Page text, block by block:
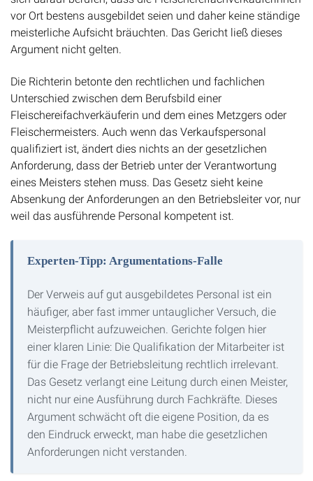
vor Ort bestens ausgebildet seien und daher keine ständige
meisterliche Aufsicht bräuchten. Das Gericht ließ dieses
Argument nicht gelten.
Die Richterin betonte den rechtlichen und fachlichen
Unterschied zwischen dem Berufsbild einer
Fleischereifachverkäuferin und dem eines Metzgers oder
Fleischermeisters. Auch wenn das Verkaufspersonal
qualifiziert ist, ändert dies nichts an der gesetzlichen
Anforderung, dass der Betrieb unter der Verantwortung
eines Meisters stehen muss. Das Gesetz sieht keine
Absenkung der Anforderungen an den Betriebsleiter vor, nur
weil das ausführende Personal kompetent ist.
Experten-Tipp: Argumentations-Falle
Der Verweis auf gut ausgebildetes Personal ist ein
häufiger, aber fast immer untauglicher Versuch, die
Meisterpflicht aufzuweichen. Gerichte folgen hier
einer klaren Linie: Die Qualifikation der Mitarbeiter ist
für die Frage der Betriebsleitung rechtlich irrelevant.
Das Gesetz verlangt eine Leitung durch einen Meister,
nicht nur eine Ausführung durch Fachkräfte. Dieses
Argument schwächt oft die eigene Position, da es
den Eindruck erweckt, man habe die gesetzlichen
Anforderungen nicht verstanden.